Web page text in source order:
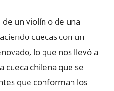
de un violín o de una
cuecas con un
lo que nos llevó a
cueca chilena que se
que conforman los